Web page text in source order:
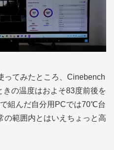
ってみたところ、Cinebench
の温度はおよそ83度前後を
組んだ自分用PCでは70℃台
の範囲内とはいえちょっと高